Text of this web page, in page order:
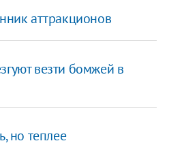
аттракционов
везти бомжей в
но теплее